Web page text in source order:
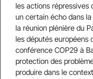
les actions répressives
un certain écho dans
la réunion plénière du
les députés européens
conférence COP29 à
protection des
produire dans le